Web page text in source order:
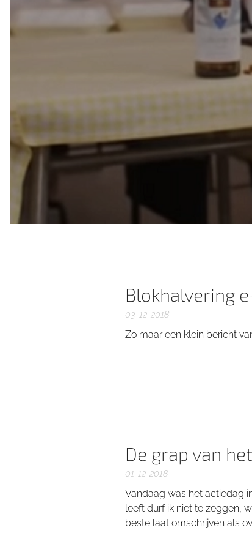
Blokhalvering
03-12-2018
Zo maar een klein bericht
De grap van
01-12-2018
Vandaag was het actiedag
leeft durf ik niet te zeggen,
beste laat omschrijven als